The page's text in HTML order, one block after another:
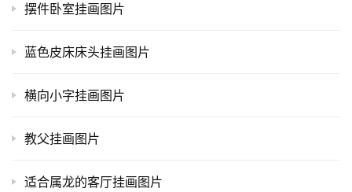
摆件卧室挂画图片
蓝色皮床床头挂画图片
横向小字挂画图片
教父挂画图片
适合属龙的客厅挂画图片